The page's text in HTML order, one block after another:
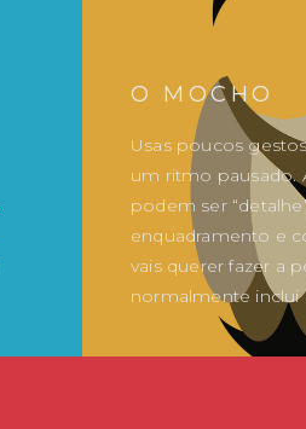
O MOCHO
Usas poucos
um ritmo pausado.
podem ser
enquadramento e
vais querer fazer a
normalmente inclui